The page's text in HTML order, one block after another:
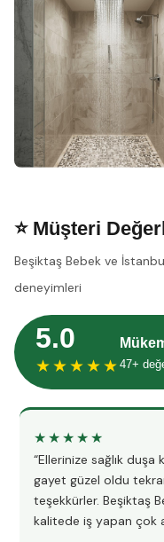
⭐ Müşteri
Beşiktaş Bebek ve
deneyimleri
5.0
★★★★★ 47+
★★★★★
“Ellerinize sağlık duşa
gayet güzel oldu
teşekkürler. Beşiktaş
kalitede iş yapan çok